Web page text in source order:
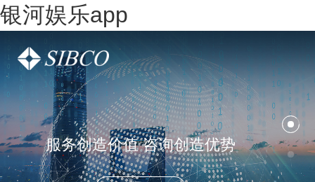
银河娱乐app
服务创造价值 咨询创造优势